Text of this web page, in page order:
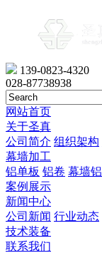
139-0823-4320
028-87738938
网站首页
关于圣真
公司简介 组织架构
幕墙加工
铝单板 铝卷 幕墙
案例展示
新闻中心
公司新闻 行业动态
技术装备
联系我们